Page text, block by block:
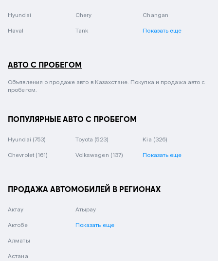
Hyundai Chery Changan
Haval Tank Показать еще
АВТО С ПРОБЕГОМ
Объявления о продаже авто в Казахстане. Покупка и продажа авто с
пробегом.
ПОПУЛЯРНЫЕ АВТО С ПРОБЕГОМ
Hyundai (753) Toyota (523) Kia (326)
Chevrolet (161) Volkswagen (137) Показать еще
ПРОДАЖА АВТОМОБИЛЕЙ В РЕГИОНАХ
Актау
Актобе
Алматы
Астана
Атырау
Показать еще